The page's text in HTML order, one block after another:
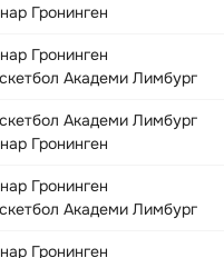
Гронинген
Гронинген
Академи Лимбург
Академи Лимбург
Гронинген
Гронинген
Академи Лимбург
Гронинген